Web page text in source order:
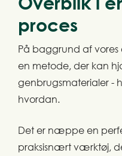
proces
På baggrund af vores
en metode, der kan
genbrugsmaterialer -
hvordan.
Det er næppe en
praksisnært værktøj,